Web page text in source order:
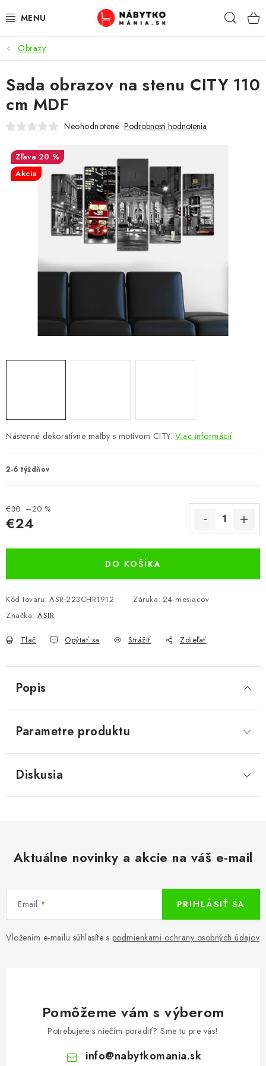
na
VÝPREDAJ
NOVINKY
OBÝVACIA IZBA
SPÁĽŇA
PREDSIENE
PRACOVŇA / KANCELÁRIA
KÚPEĽŇA
DOPLNKY A DEKORÁCIE
ZÁHRADA
Reklamácie a odstúpenie od zmluvy
Obrazy
Nástenné dekoratívne maľby s motívom CITY. Viac informácií
2-6 týždňov
€30 –20 %
€24
DO KOŠÍKA
Kód tovaru: ASR-223CHR1912 Záruka: 24 mesiacov
Značka: ASIR
Tlač Opýtať sa Strážiť Zdieľať
Sada obrazov na stenu CITY 110
cm MDF
Neohodnotené Podrobnosti hodnotenia
20 %
Akcia
Popis
Parametre produktu
Diskusia
Aktuálne novinky a akcie na váš e-mail
Email
Vložením e-mailu súhlasíte s podmienkami ochrany osobných údajov
PRIHLÁSIŤ SA
Pomôžeme vám s výberom
Potrebujete s niečím poradiť? Sme tu pre vás!
info@nabytkomania.sk